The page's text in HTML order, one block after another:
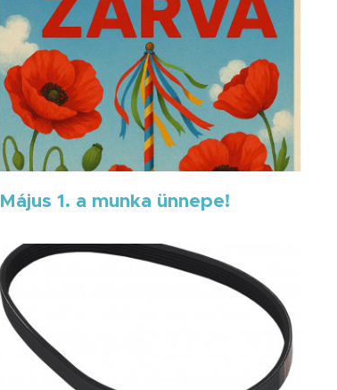
Május 1. a munka ünnepe!